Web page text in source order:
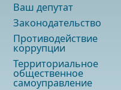
Ваш депутат
Законодательство
Противодействие
коррупции
Территориальное
общественное
самоуправление